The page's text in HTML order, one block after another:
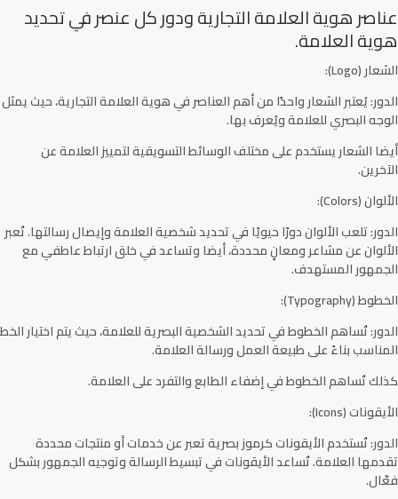
عناصر هوية العلامة التجارية ودور كل عنصر في تحديد
هوية العلامة.
الشعار (Logo):
الدور: يُعتبر الشعار واحدًا من أهم العناصر في هوية العلامة التجارية، حيث يمثل
الوجه البصري للعلامة ويُعرف بها.
أيضاالشعاريستخدم على مختلف الوسائط التسويقية لتمييز العلامة عن
الآخرين.
الألوان (Colors):
الدور: تلعب الألوان دورًا حيويًا في تحديد شخصية العلامة وإيصال رسالتها. تُعبر
الألوان عن مشاعر ومعانٍ محددة، أيضا وتساعد في خلق ارتباط عاطفي مع
الجمهور المستهدف.
الخطوط (Typography):
الدور: تُساهم الخطوط في تحديد الشخصية البصرية للعلامة، حيث يتم اختيار الخط
المناسب بناءً على طبيعة العمل ورسالة العلامة.
كذلك تُساهم الخطوط في إضفاء الطابع والتفرد على العلامة.
الأيقونات (Icons):
الدور: تُستخدم الأيقونات كرموز بصرية تعبر عن خدمات أو منتجات محددة
تقدمها العلامة. تُساعد الأيقونات في تبسيط الرسالة وتوجيه الجمهور بشكل
فعّال.